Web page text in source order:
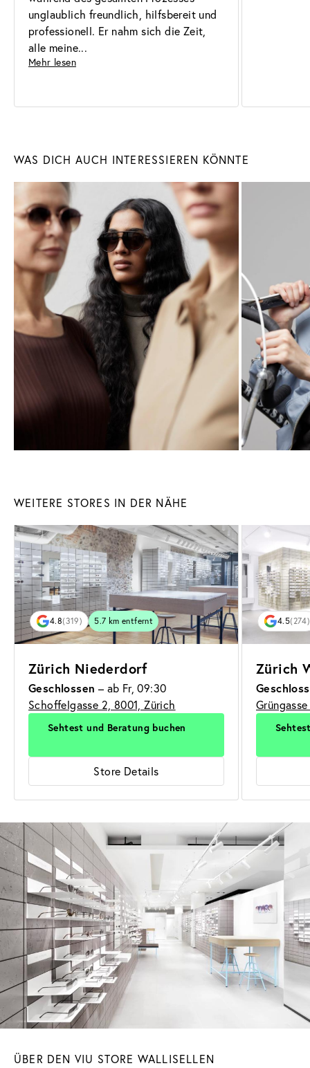
unglaublich freundlich, hilfsbereit und
professionell. Er nahm sich die Zeit,
alle meine
Mehr lesen
WAS DICH AUCH INTERESSIEREN KÖNNTE
Sonnenbrillen
WEITERE STORES IN DER NÄHE
4.8(319) 5.7 km entfernt
Zürich Niederdorf
Geschlossen – ab Fr, 09:30
Schoffelgasse 2, 8001, Zürich
Sehtest und Beratung buchen
Store Details
4.5(274)
Zürich
ÜBER DEN VIU STORE WALLISELLEN